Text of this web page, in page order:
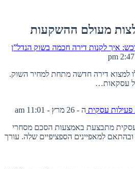
מעולם ההשקעות
איך לקנות דירה חכמה בשוק הנדל”ן
למצוא דירה חדשה מתחת למחיר השוק.
עסקאות…
עסקית ה - 26 מרץ - 11:01 am
מתבצעת באמצעות הסכם מסחרי
למאפיינים הספציפיים שלה. עורך